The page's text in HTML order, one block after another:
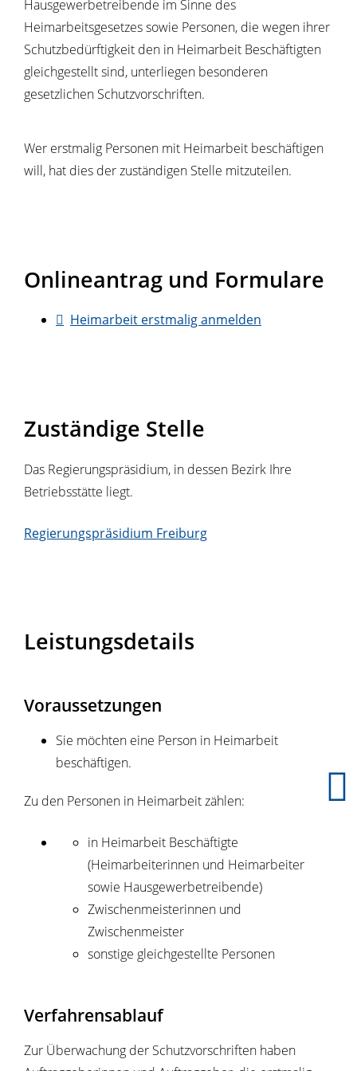
Hausgewerbetreibende im Sinne des
Heimarbeitsgesetzes sowie Personen, die wegen ihrer
Schutzbedürftigkeit den in Heimarbeit Beschäftigten
gleichgestellt sind, unterliegen besonderen
gesetzlichen Schutzvorschriften.
Wer erstmalig Personen mit Heimarbeit beschäftigen
will, hat dies der zuständigen Stelle mitzuteilen.
Onlineantrag und Formulare
Heimarbeit erstmalig anmelden
Zuständige Stelle
Das Regierungspräsidium, in dessen Bezirk Ihre
Betriebsstätte liegt.
Regierungspräsidium Freiburg
Leistungsdetails
Voraussetzungen
Sie möchten eine Person in Heimarbeit
beschäftigen.
Zu den Personen in Heimarbeit zählen:
in Heimarbeit Beschäftigte
(Heimarbeiterinnen und Heimarbeiter
sowie Hausgewerbetreibende)
Zwischenmeisterinnen und
Zwischenmeister
sonstige gleichgestellte Personen
Verfahrensablauf
Zur Überwachung der Schutzvorschriften haben